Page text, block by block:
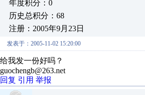
年度积分：0
历史总积分：68
注册：2005年9月23日
发表于：2005-11-02 15:20:00
给我发一份好吗？
guochengb@263.net
回复 引用 举报